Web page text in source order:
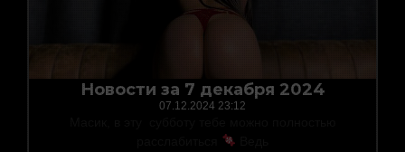
Новости за 7 декабря 2024
07.12.2024 23:12